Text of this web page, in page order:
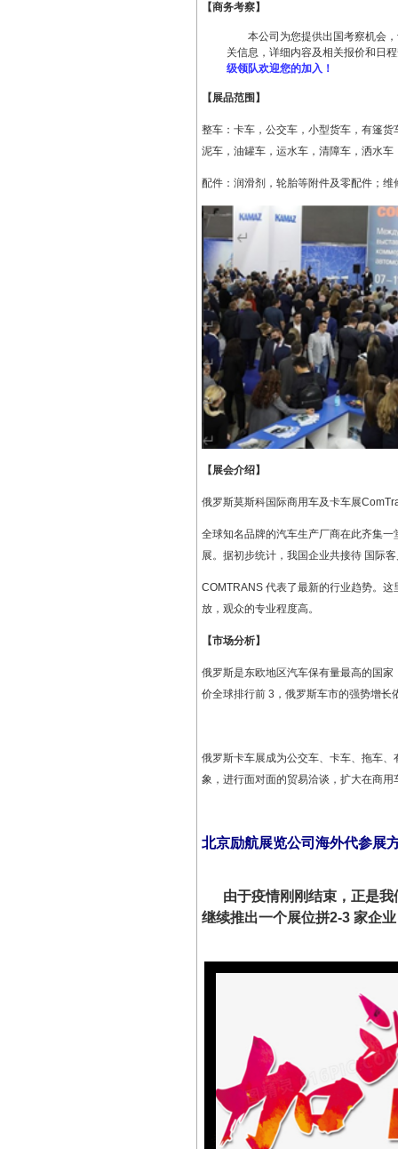
【商务考察】
本公司为您提供出国考察机会
关信息，详细内容及相关报价和日
级领队欢迎您的加入！
【展品范围】
整车：卡车，公交车，小型货车，有篷
泥车，油罐车，运水车，清障车，洒水
配件：润滑剂，轮胎等附件及零配件；维
【展会介绍】
俄罗斯莫斯科国际商用车及卡车展
全球知名品牌的汽车生产厂商在此齐集一
展。据初步统计，我国企业共接待 国际
COMTRANS 代表了最新的行业趋势。
放，观众的专业程度高。
【市场分析】
俄罗斯是东欧地区汽车保有量最高的国家
价全球排行前 3 ，俄罗斯车市的强势增
俄罗斯卡车展成为公交车、卡车、拖车
象，进行面对面的贸易洽谈，扩大在商用
北京励航展览公司海外代参展
由于疫情刚刚结束，正是我
继续推出一个展位拼2-3 家企